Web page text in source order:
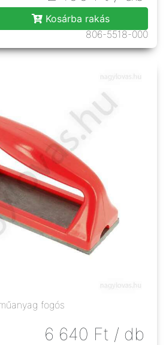
Kosárba rakás
806-5518-000
fogós
6 640 Ft / db